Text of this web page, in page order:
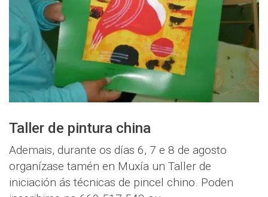
Taller de pintura china
Ademais, durante os días 6, 7 e 8 de agosto
organízase tamén en Muxía un Taller de
iniciación ás técnicas de pincel chino. Poden